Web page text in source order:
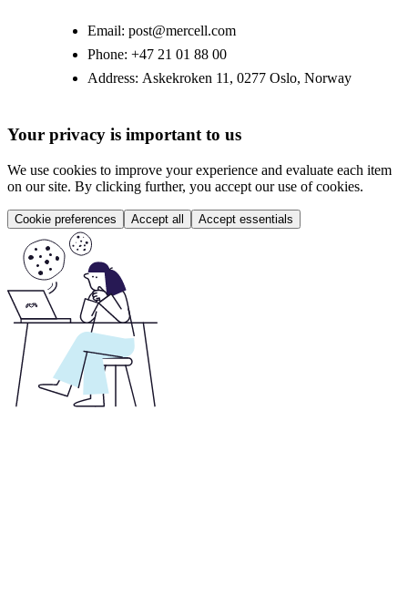
Email: post@mercell.com
Phone: +47 21 01 88 00
Address: Askekroken 11, 0277 Oslo, Norway
Your privacy is important to us
We use cookies to improve your experience and evaluate each item
on our site. By clicking further, you accept our use of cookies.
Cookie preferences Accept all Accept essentials